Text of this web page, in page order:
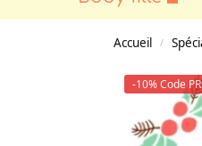
Accueil /
-10% Code